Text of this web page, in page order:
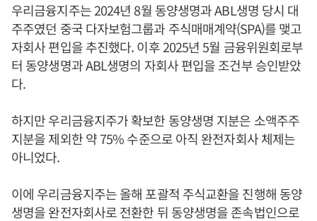
우리금융지주는 2024년 8월 동양생명과 ABL생명 당시 대
주주였던 중국 다자보험그룹과 주식매매계약(SPA)를 맺고
자회사 편입을 추진했다. 이후 2025년 5월 금융위원회로부
터 동양생명과 ABL생명의 자회사 편입을 조건부 승인받았
다.
하지만 우리금융지주가 확보한 동양생명 지분은 소액주주
지분을 제외한 약 75% 수준으로 아직 완전자회사 체제는
아니었다.
이에 우리금융지주는 올해 포괄적 주식교환을 진행해 동양
생명을 완전자회사로 전환한 뒤 동양생명을 존속법인으로